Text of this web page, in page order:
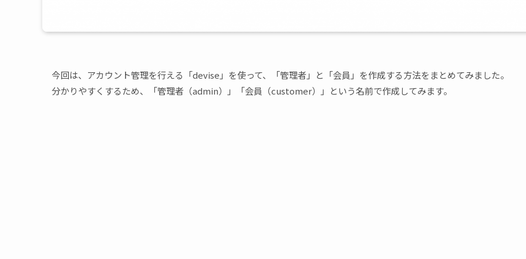
今回は、アカウント管理を行える「devise」を使って、「管理者」と「会員」を作成する方法をまとめてみました。
分かりやすくするため、「管理者（admin）」「会員（customer）」という名前で作成してみます。